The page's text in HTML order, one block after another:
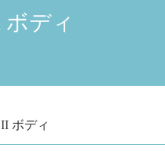
ディ
ボディ